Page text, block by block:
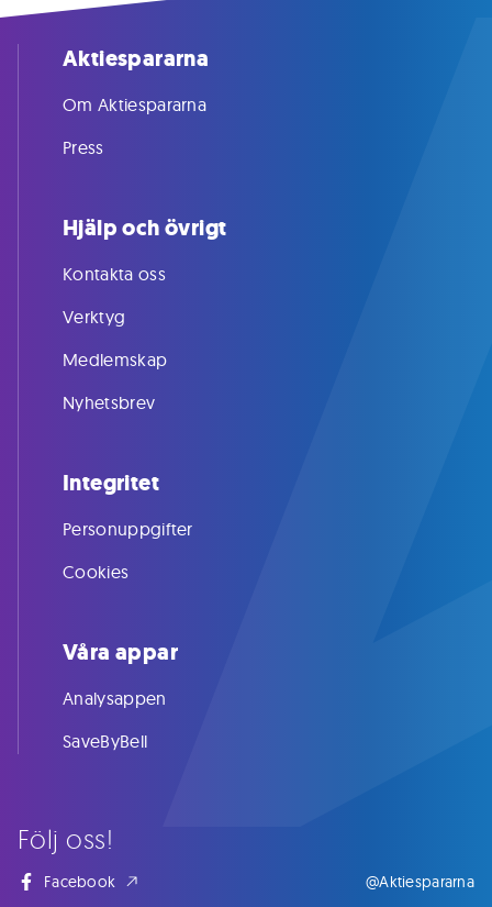
Följ oss!
Facebook @Aktiespararna
Aktiespararna
Om Aktiespararna
Press
Hjälp och övrigt
Kontakta oss
Verktyg
Medlemskap
Nyhetsbrev
Integritet
Personuppgifter
Cookies
Våra appar
Analysappen
SaveByBell